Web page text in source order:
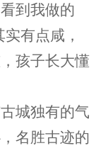
到我做的
有点咸，
孩子长大懂
城独有的气
名胜古迹的